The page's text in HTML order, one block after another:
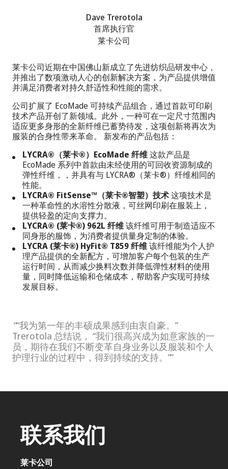
Dave Trerotola
首席执行官
莱卡公司
莱卡公司近期在中国佛山新成立了先进纺织品研发中心，
并推出了数项激动人心的创新解决方案，为产品提供增值
并满足消费者对持久舒适性和性能的需求。
公司扩展了 EcoMade 可持续产品组合，通过首款可印刷
技术产品开创了新领域。此外，一种可在一定尺寸范围内
适应更多身形的全新纤维已蓄势待发，这项创新将再次为
服装的合身性带来革命。 新发布的产品包括：
LYCRA®（莱卡®）EcoMade 纤维这款产品是
EcoMade 系列中首款由未经使用的可回收资源制成的
弹性纤维，，并具有与 LYCRA®（莱卡®）纤维相同的
性能。
LYCRA® FitSense™（莱卡®智塑）技术这项技术是
一种革命性的水溶性分散液，可丝网印刷在服装上，
提供轻盈的定向支撑力。
LYCRA® (莱卡®) 962L 纤维该纤维可用于制造适应不
同身形的服饰，为消费者提供量身定制的体验。
LYCRA (莱卡®) HyFit® T859 纤维该纤维能为个人护
理产品提供的全新配方，可增加客户每个包装的生产
运行时间，从而减少换料次数并降低弹性材料的使用
量，同时降低运输和仓储成本，帮助客户实现可持续
发展目标。
“我为第一年的丰硕成果感到由衷自豪。”
Trerotola 总结说， “我们很高兴成为如意家族的一
员，期待在我们不断变革自身业务以及服装和个人
护理行业的过程中，得到持续的支持。”
联系我们
莱卡公司